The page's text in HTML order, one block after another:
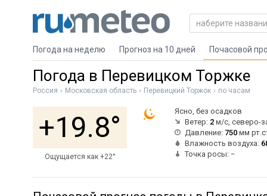
Погода на неделю Прогноз на 10 дней Почасовой
Погода в Перевицком Торжке
Россия Московская область Перевицкий Торжок по часам
+19.8°
Ощущается как +22°
Ясно, без осадков
Ветер: 2 м/с, северо-
Давление: 750 мм
Влажность воздуха:
Точка росы: −